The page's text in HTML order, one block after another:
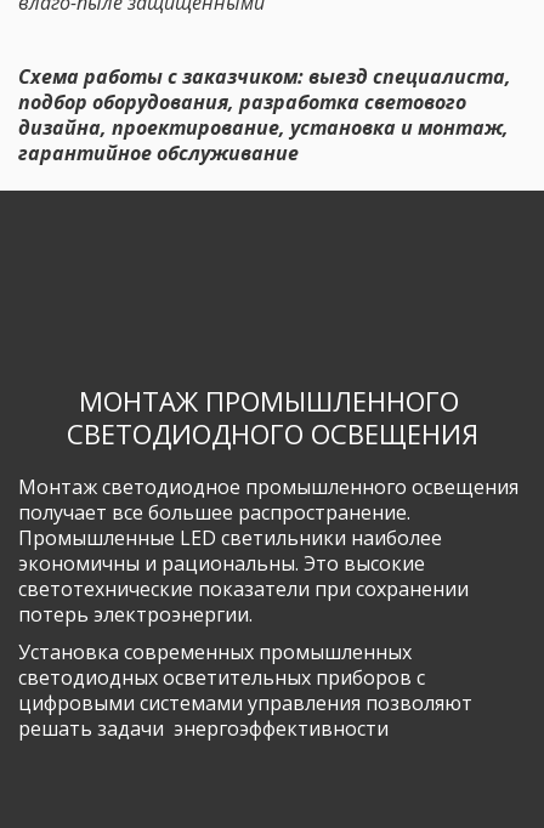
Схема работы с заказчиком: выезд специалиста,
подбор оборудования, разработка светового
дизайна, проектирование, установка и монтаж,
гарантийное обслуживание
МОНТАЖ ПРОМЫШЛЕННОГО
СВЕТОДИОДНОГО ОСВЕЩЕНИЯ
Монтаж светодиодное промышленного освещения
получает все большее распространение.
Промышленные LED светильники наиболее
экономичны и рациональны. Это высокие
светотехнические показатели при сохранении
потерь электроэнергии.
Установка современных промышленных
светодиодных осветительных приборов с
цифровыми системами управления позволяют
решать задачи  энергоэффективности